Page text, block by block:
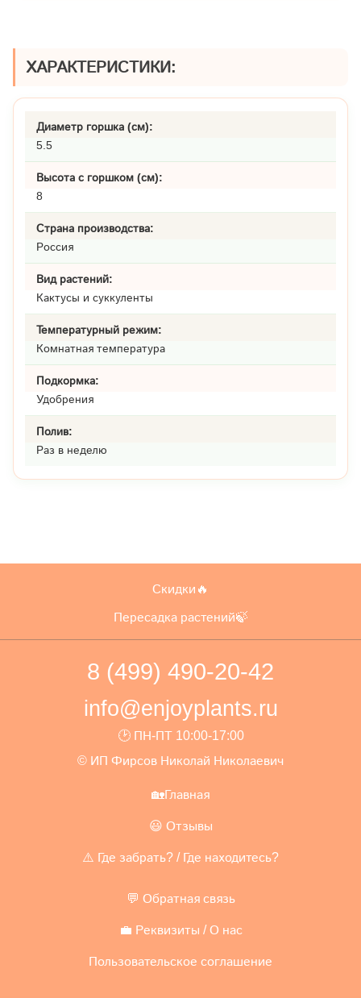
ХАРАКТЕРИСТИКИ:
Диаметр горшка (см):
5.5
Высота с горшком (см):
8
Страна производства:
Россия
Вид растений:
Кактусы и суккуленты
Температурный режим:
Комнатная температура
Подкормка:
Удобрения
Полив:
Раз в неделю
Скидки🔥
Пересадка растений🍃
8 (499) 490-20-42
info@enjoyplants.ru
🕑 ПН-ПТ 10:00-17:00
© ИП Фирсов Николай Николаевич
🏡Главная
😃 Отзывы
⚠️ Где забрать? / Где находитесь?
💬 Обратная связь
💼 Реквизиты / О нас
Пользовательское соглашение